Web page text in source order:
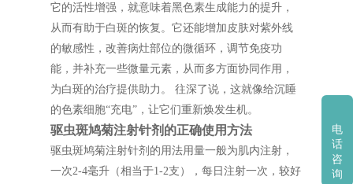
它的活性增强，就意味着黑色素生成能力的提升，
从而有助于白斑的恢复。它还能增加皮肤对紫外线
的敏感性，改善病灶部位的微循环，调节免疫功
能，并补充一些微量元素，从而多方面协同作用，
为白斑的治疗提供助力。 往深了说，这就像给沉睡
的色素细胞“充电”，让它们重新焕发生机。
驱虫斑鸠菊注射针剂的正确使用方法
驱虫斑鸠菊注射针剂的用法用量一般为肌内注射，
一次2-4毫升（相当于1-2支），每日注射一次，较好
电
话
咨
询